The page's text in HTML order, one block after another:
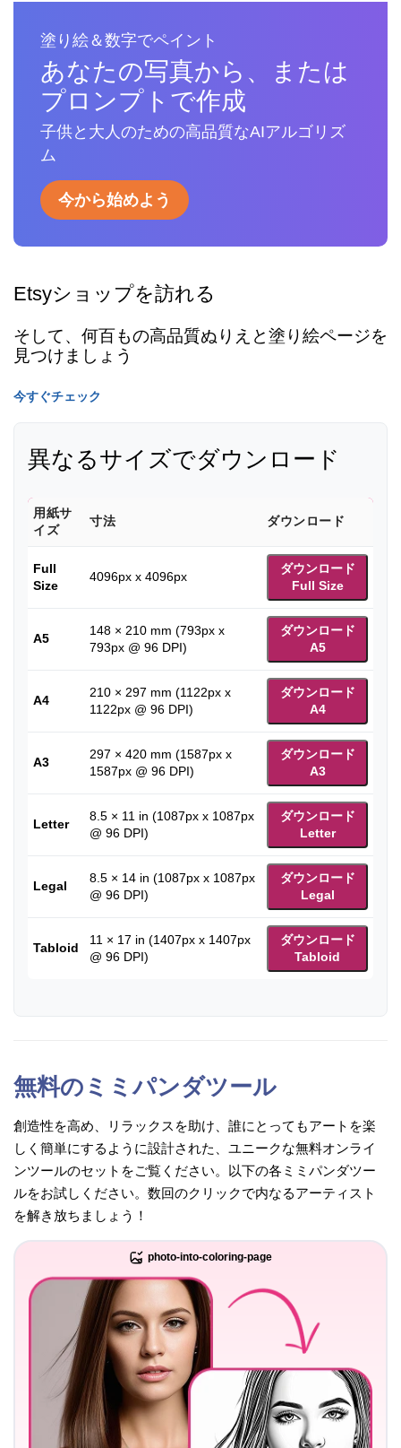
塗り絵＆数字でペイント
あなたの写真から、または
プロンプトで作成
子供と大人のための高品質なAIアルゴリズ
ム
今から始めよう
Etsyショップを訪れる
そして、何百もの高品質ぬりえと塗り絵ページを
見つけましょう
今すぐチェック
異なるサイズでダウンロード
用紙サ
イズ
寸法 ダウンロード
Full
Size
4096px x 4096px
ダウンロード
Full Size
A5
148 × 210 mm (793px x
793px @ 96 DPI)
ダウンロード
A5
A4
210 × 297 mm (1122px x
1122px @ 96 DPI)
ダウンロード
A4
A3
297 × 420 mm (1587px x
1587px @ 96 DPI)
ダウンロード
A3
Letter
8.5 × 11 in (1087px x 1087px
@ 96 DPI)
ダウンロード
Letter
Legal
8.5 × 14 in (1087px x 1087px
@ 96 DPI)
ダウンロード
Legal
Tabloid
11 × 17 in (1407px x 1407px
@ 96 DPI)
ダウンロード
Tabloid
無料のミミパンダツール
創造性を高め、リラックスを助け、誰にとってもアートを楽
しく簡単にするように設計された、ユニークな無料オンライ
ンツールのセットをご覧ください。以下の各ミミパンダツー
ルをお試しください。数回のクリックで内なるアーティスト
を解き放ちましょう！
photo-into-coloring-page